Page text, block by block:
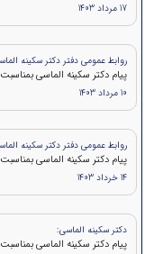
17 مرداد 1403
روابط عمومی دفتر دکتر سکینه
پيام دكتر سكينه الماسی
10 مرداد 1403
روابط عمومی دفتر دکتر سکینه
پيام دكتر سکینه الماسی بمناسبت ۱۴و ۱۵ خرداد
14 خرداد 1403
دکتر سکینه الماسی:
پیام دکتر سکینه الماسی